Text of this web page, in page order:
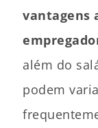
vantagens
além do
podem